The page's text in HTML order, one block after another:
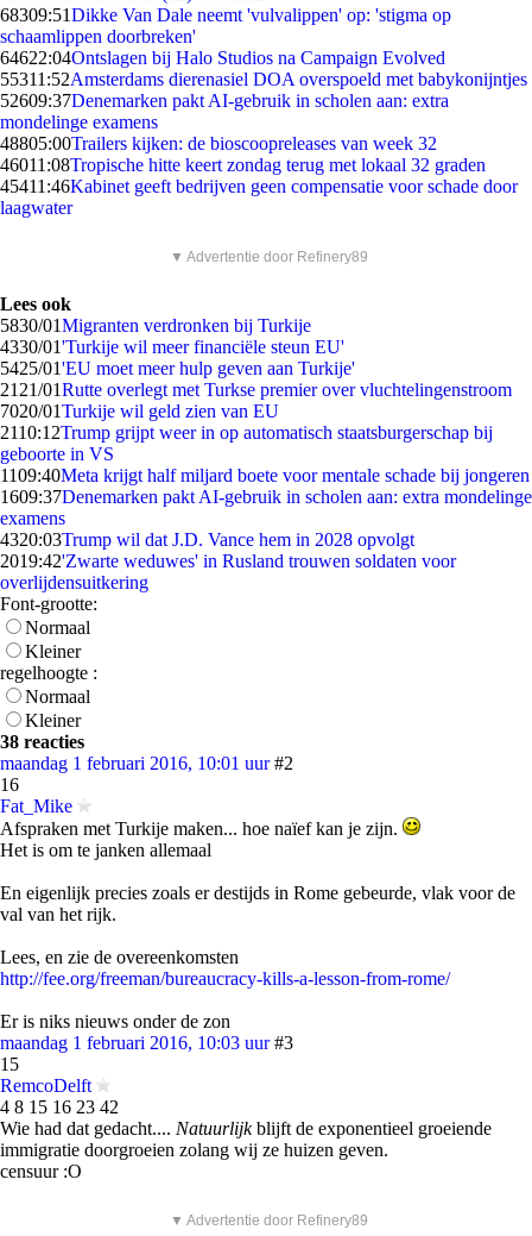
68309:51Dikke Van Dale neemt 'vulvalippen' op: 'stigma op
schaamlippen doorbreken'
64622:04Ontslagen bij Halo Studios na Campaign Evolved
55311:52Amsterdams dierenasiel DOA overspoeld met babykonijntjes
52609:37Denemarken pakt AI-gebruik in scholen aan: extra
mondelinge examens
48805:00Trailers kijken: de bioscoopreleases van week 32
46011:08Tropische hitte keert zondag terug met lokaal 32 graden
45411:46Kabinet geeft bedrijven geen compensatie voor schade door
laagwater
▼ Advertentie door Refinery89
Lees ook
5830/01Migranten verdronken bij Turkije
4330/01'Turkije wil meer financiële steun EU'
5425/01'EU moet meer hulp geven aan Turkije'
21 21/01Rutte overlegt met Turkse premier over vluchtelingenstroom
7020/01Turkije wil geld zien van EU
2110:12Trump grijpt weer in op automatisch staatsburgerschap bij
geboorte in VS
1109:40Meta krijgt half miljard boete voor mentale schade bij jongeren
1609:37Denemarken pakt AI-gebruik in scholen aan: extra mondelinge
examens
4320:03Trump wil dat J.D. Vance hem in 2028 opvolgt
2019:42'Zwarte weduwes' in Rusland trouwen soldaten voor
overlijdensuitkering
Font-grootte:
Normaal
Kleiner
regelhoogte :
Normaal
Kleiner
38 reacties
maandag 1 februari 2016, 10:01 uur #2
16
Fat_Mike
Afspraken met Turkije maken... hoe naïef kan je zijn.
Het is om te janken allemaal
En eigenlijk precies zoals er destijds in Rome gebeurde, vlak voor de
val van het rijk.
Lees, en zie de overeenkomsten
http://fee.org/freeman/bureaucracy-kills-a-lesson-from-rome/
Er is niks nieuws onder de zon
maandag 1 februari 2016, 10:03 uur #3
15
RemcoDelft
4 8 15 16 23 42
Wie had dat gedacht.... Natuurlijkblijft de exponentieel groeiende
immigratie doorgroeien zolang wij ze huizen geven.
censuur :O
▼ Advertentie door Refinery89